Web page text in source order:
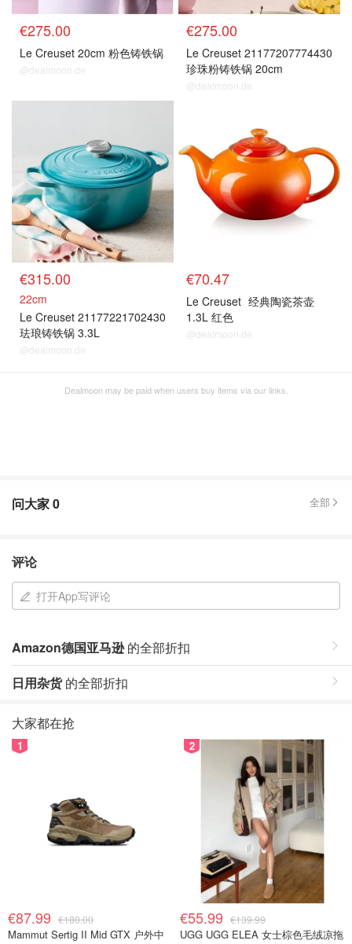
€275.00
Le Creuset 20cm 粉色铸铁锅
@dealmoon.de
€275.00
Le Creuset 21177207774430
珍珠粉铸铁锅 20cm
@dealmoon.de
€315.00
22cm
Le Creuset 21177221702430
珐琅铸铁锅 3.3L
@dealmoon.de
€70.47
Le Creuset 经典陶瓷茶壶
1.3L 红色
@dealmoon.de
Dealmoon may be paid when users buy items via our links.
问大家0 全部
评论
打开App写评论
Amazon德国亚马逊的全部折扣
日用杂货的全部折扣
大家都在抢
1
€87.99 €180.00
Mammut Sertig II Mid GTX 户外中
2
€55.99 €139.99
UGG UGG ELEA 女士棕色毛绒凉拖